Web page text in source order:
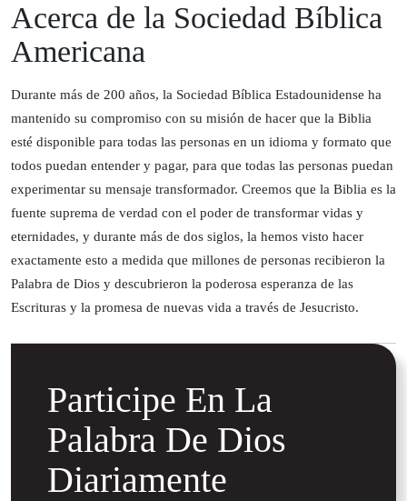
Acerca de la Sociedad Bíblica
Americana
Durante más de 200 años, la Sociedad Bíblica Estadounidense ha
mantenido su compromiso con su misión de hacer que la Biblia
esté disponible para todas las personas en un idioma y formato que
todos puedan entender y pagar, para que todas las personas puedan
experimentar su mensaje transformador. Creemos que la Biblia es la
fuente suprema de verdad con el poder de transformar vidas y
eternidades, y durante más de dos siglos, la hemos visto hacer
exactamente esto a medida que millones de personas recibieron la
Palabra de Dios y descubrieron la poderosa esperanza de las
Escrituras y la promesa de nuevas vida a través de Jesucristo.
Participe En La
Palabra De Dios
Diariamente